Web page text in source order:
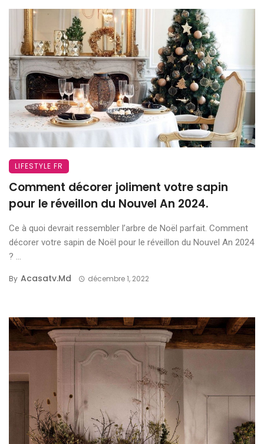
LIFESTYLE FR
Comment décorer joliment votre sapin
pour le réveillon du Nouvel An 2024.
Ce à quoi devrait ressembler l’arbre de Noël parfait. Comment
décorer votre sapin de Noël pour le réveillon du Nouvel An 2024
? ...
By Acasatv.md décembre 1, 2022